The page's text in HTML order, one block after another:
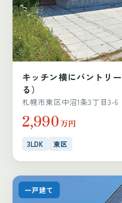
キッチン横にパントリ
る）
札幌市東区中沼1条3丁目3-6
2,990万円
3LDK 東区
一戸建て